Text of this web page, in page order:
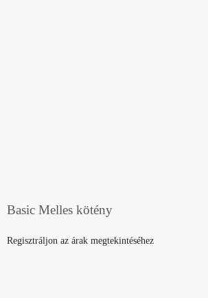
Basic Melles kötény
Regisztráljon az árak megtekintéséhez